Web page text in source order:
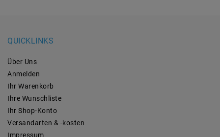
QUICKLINKS
Über Uns
Anmelden
Ihr Warenkorb
Ihre Wunschliste
Ihr Shop-Konto
Versandarten & -kosten
Impressum